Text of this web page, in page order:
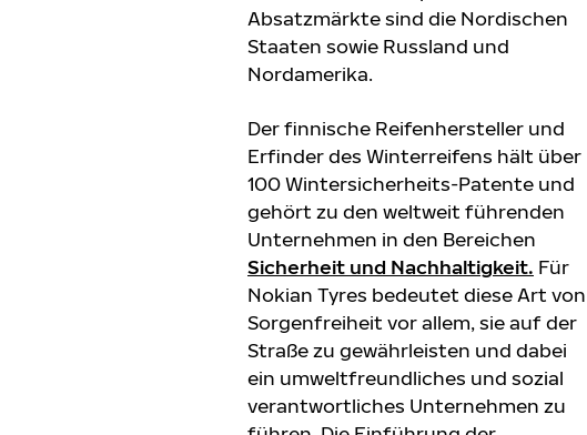
Absatzmärkte sind die Nordischen
Staaten sowie Russland und
Nordamerika.
Der finnische Reifenhersteller und
Erfinder des Winterreifens hält über
100 Wintersicherheits-Patente und
gehört zu den weltweit führenden
Unternehmen in den Bereichen
Sicherheit und Nachhaltigkeit. Für
Nokian Tyres bedeutet diese Art von
Sorgenfreiheit vor allem, sie auf der
Straße zu gewährleisten und dabei
ein umweltfreundliches und sozial
verantwortliches Unternehmen zu